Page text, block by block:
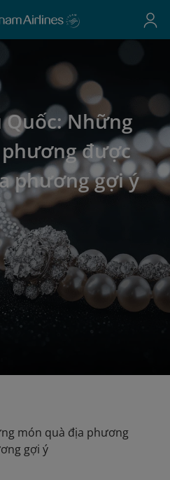
Quốc: Những
được
phương gợi ý
món quà địa phương
gợi ý